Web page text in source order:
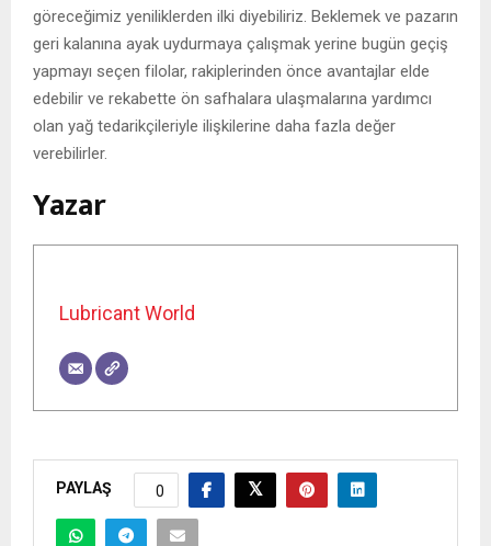
göreceğimiz yeniliklerden ilki diyebiliriz. Beklemek ve pazarın
geri kalanına ayak uydurmaya çalışmak yerine bugün geçiş
yapmayı seçen filolar, rakiplerinden önce avantajlar elde
edebilir ve rekabette ön safhalara ulaşmalarına yardımcı
olan yağ tedarikçileriyle ilişkilerine daha fazla değer
verebilirler.
Yazar
Lubricant World
PAYLAŞ 0